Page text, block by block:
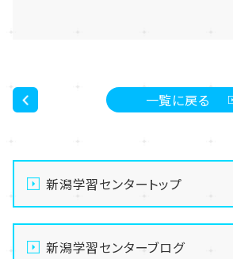
一覧に戻る
新潟学習センタートップ
新潟学習センターブログ